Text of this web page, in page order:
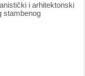
i arhitektonski
stambenog